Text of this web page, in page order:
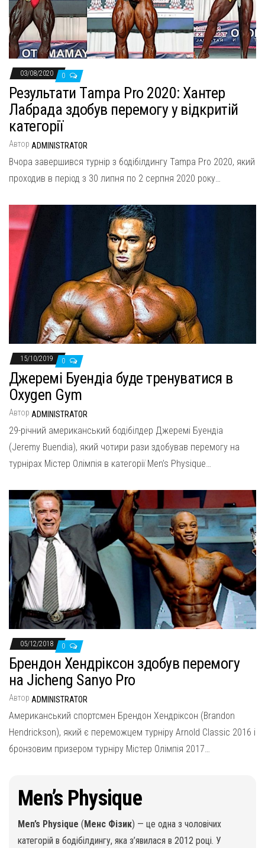
а
в
и
03/08/2020 0
Результати Tampa Pro 2020: Хантер
Лабрада здобув перемогу у відкритій
категорії
Автор ADMINISTRATOR
Вчора завершився турнір з бодібілдингу Tampa Pro 2020, який
проходив в період з 30 липня по 2 серпня 2020 року…
15/10/2019 0
Джеремі Буендіа буде тренуватися в
Oxygen Gym
Автор ADMINISTRATOR
29-річний американський бодібілдер Джеремі Буендіа
(Jeremy Buendia), який чотири рази здобував перемогу на
турнірах Містер Олімпія в категорії Men’s Physique…
05/12/2018 0
Брендон Хендріксон здобув перемогу
на Jicheng Sanyo Pro
Автор ADMINISTRATOR
Американський спортсмен Брендон Хендріксон (Brandon
Hendrickson), який є переможцем турніру Arnold Classic 2016 і
бронзовим призером турніру Містер Олімпія 2017…
Men’s Physique
Men’s Physique ( Менс Фізик) — це одна з чоловічих
категорій в бодібілдингу, яка з’явилася в 2012 році. У